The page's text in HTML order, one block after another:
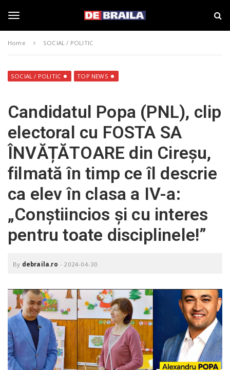
g
l
e
n
a
g
a
i
a
a
–
d
e
b
r
a
i
l
a
.
r
o
Home SOCIAL / POLITIC
SOCIAL / POLITIC TOP NEWS
Candidatul Popa (PNL), clip
electoral cu FOSTA SA
ÎNVĂȚĂTOARE din Cireșu,
filmată în timp ce îl descrie
ca elev în clasa a IV-a:
„Conștiincios și cu interes
pentru toate disciplinele!”
By debraila.ro - 2024-04-30